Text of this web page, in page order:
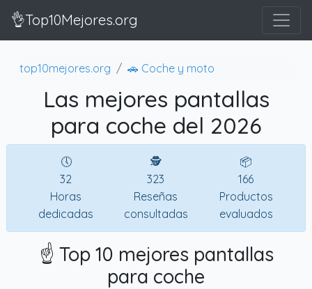
👌Top10Mejores.org
top10mejores.org 🚗 Coche y moto
Las mejores pantallas
para coche del 2026
🕔
32
Horas
dedicadas
🕵
323
Reseñas
consultadas
📦
166
Productos
evaluados
☝️ Top 10 mejores pantallas
para coche